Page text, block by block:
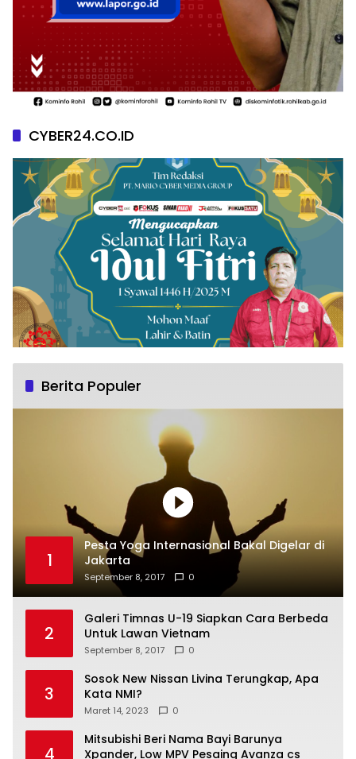
CYBER24.CO.ID
Berita Populer
1
Pesta Yoga Internasional Bakal Digelar di
Jakarta
September 8, 2017 0
2
Galeri Timnas U-19 Siapkan Cara Berbeda
Untuk Lawan Vietnam
September 8, 2017 0
3
Sosok New Nissan Livina Terungkap, Apa
Kata NMI?
Maret 14, 2023 0
4
Mitsubishi Beri Nama Bayi Barunya
Xpander, Low MPV Pesaing Avanza cs